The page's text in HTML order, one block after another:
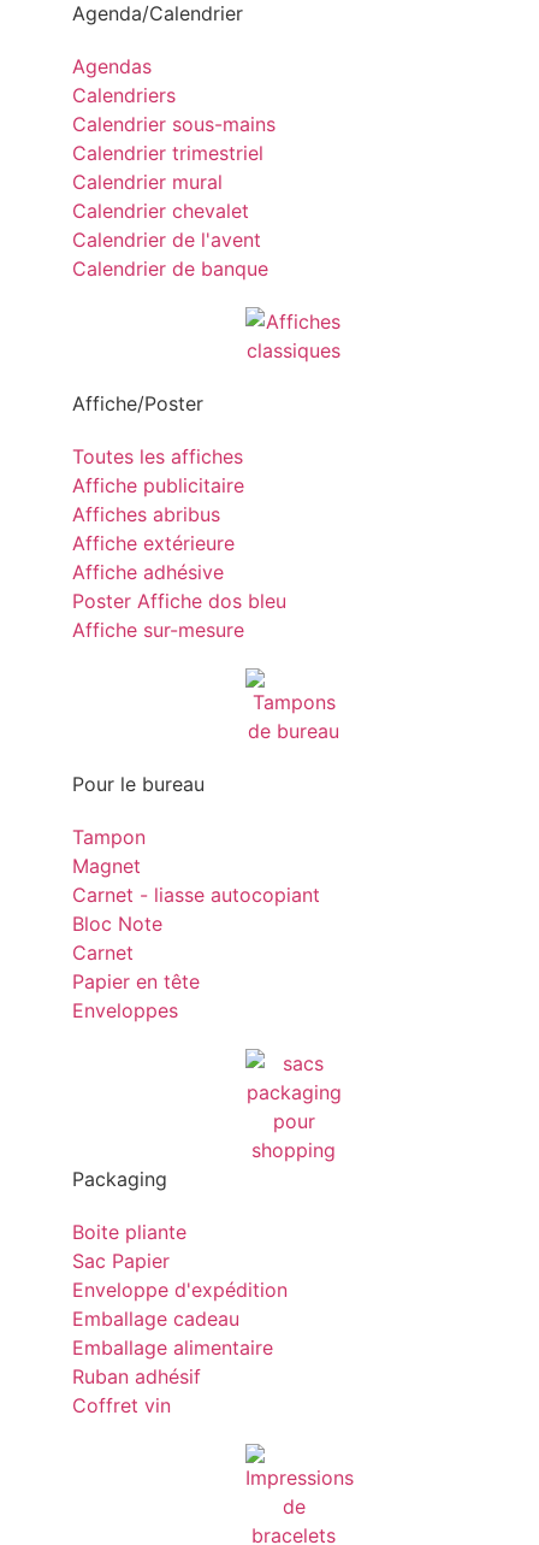
Agenda/Calendrier
Agendas
Calendriers
Calendrier sous-mains
Calendrier trimestriel
Calendrier mural
Calendrier chevalet
Calendrier de l'avent
Calendrier de banque
Affiche/Poster
Toutes les affiches
Affiche publicitaire
Affiches abribus
Affiche extérieure
Affiche adhésive
Poster Affiche dos bleu
Affiche sur-mesure
Pour le bureau
Tampon
Magnet
Carnet - liasse autocopiant
Bloc Note
Carnet
Papier en tête
Enveloppes
Packaging
Boite pliante
Sac Papier
Enveloppe d'expédition
Emballage cadeau
Emballage alimentaire
Ruban adhésif
Coffret vin